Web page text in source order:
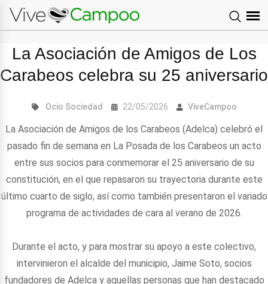
La Asociación de Amigos de Los
Carabeos celebra su 25 aniversario
Ocio Sociedad 22/05/2026 ViveCampoo
La Asociación de Amigos de los Carabeos (Adelca) celebró el
pasado fin de semana en La Posada de los Carabeos un acto
entre sus socios para conmemorar el 25 aniversario de su
constitución, en el que repasaron su trayectoria durante este
último cuarto de siglo, así como también presentaron el variado
programa de actividades de cara al verano de 2026.
Durante el acto, y para mostrar su apoyo a este colectivo,
intervinieron el alcalde del municipio, Jaime Soto, socios
fundadores de Adelca y aquellas personas que han destacado